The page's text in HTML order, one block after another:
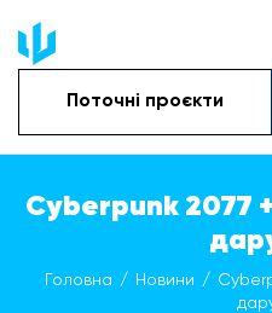
Поточні проєкти
Cyberpunk 2077
Головна Новини